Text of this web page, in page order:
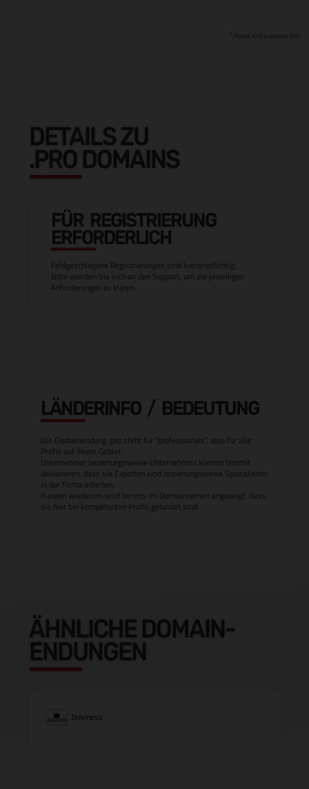
Preise sind exklusive USt.
DETAILS ZU
.PRO DOMAINS
FÜR REGISTRIERUNG
ERFORDERLICH
Fehlgeschlagene Registrierungen sind kostenpflichtig.
Bitte wenden Sie sich an den Support, um die jeweiligen
Anforderungen zu klären.
LÄNDERINFO / BEDEUTUNG
Die Domainendung .pro steht für "professionals", also für alle
Profis auf ihrem Gebiet.
Unternehmer beziehungsweise Unternehmen können hiermit
deklarieren, dass sie Experten sind beziehungsweise Spezialisten
in der Firma arbeiten.
Kunden wiederum wird bereits im Domainnamen angezeigt, dass
sie hier bei kompetenten Profis gelandet sind.
ÄHNLICHE DOMAIN-
ENDUNGEN
.business